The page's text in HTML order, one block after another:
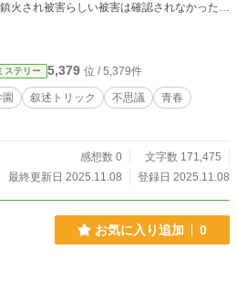
火され被害らしい被害は確認されなかったも
という不可解な状況だったため捜査は難航し
れを切らした学察上層部は「学園探偵」への
は完全に独立した一個人であり，学園随一の
して事件解決に取り組むこととなった加賀
クターに振り回されつつも......
ステリー 5,379 位 / 5,379件
叙述トリック 不思議
青春
感想数 0
文字数 171,475
最終更新日 2025.11.08
登録日 2025.11.08
お気に入り追加 0